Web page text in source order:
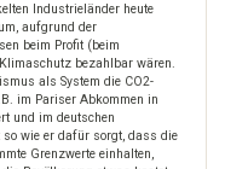
Industrieländer heute
aufgrund der
beim Profit (beim
bezahlbar wären.
als System die CO2-
im Pariser Abkommen in
und im deutschen
wie er dafür sorgt, dass die
Grenzwerte einhalten,